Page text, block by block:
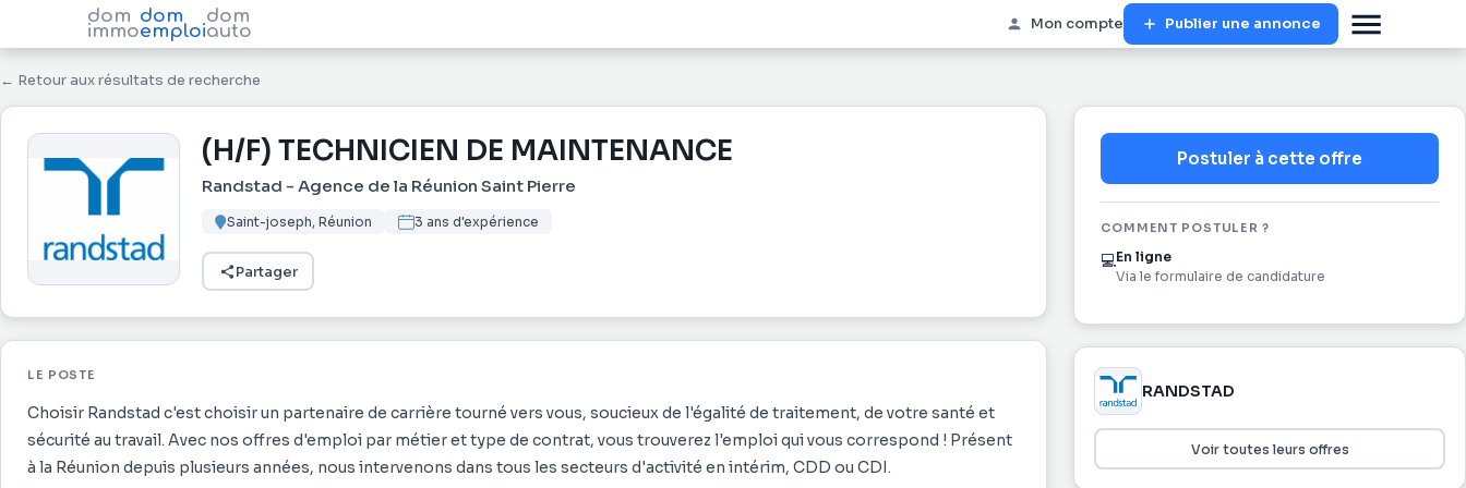
dom
immo
dom
emploi
dom
auto Mon compte Publier une annonce
← Retour aux résultats de recherche
(H/F) TECHNICIEN DE MAINTENANCE
Randstad - Agence de la Réunion Saint Pierre
Saint-joseph, Réunion 3 ans d'expérience
Partager
LE POSTE
Choisir Randstad c'est choisir un partenaire de carrière tourné vers vous, soucieux de l'égalité de traitement, de votre santé et
sécurité au travail. Avec nos offres d'emploi par métier et type de contrat, vous trouverez l'emploi qui vous correspond ! Présent
à la Réunion depuis plusieurs années, nous intervenons dans tous les secteurs d'activité en intérim, CDD ou CDI.
Postuler à cette offre
COMMENT POSTULER ?
💻En ligne
Via le formulaire de candidature
RANDSTAD
Voir toutes leurs offres